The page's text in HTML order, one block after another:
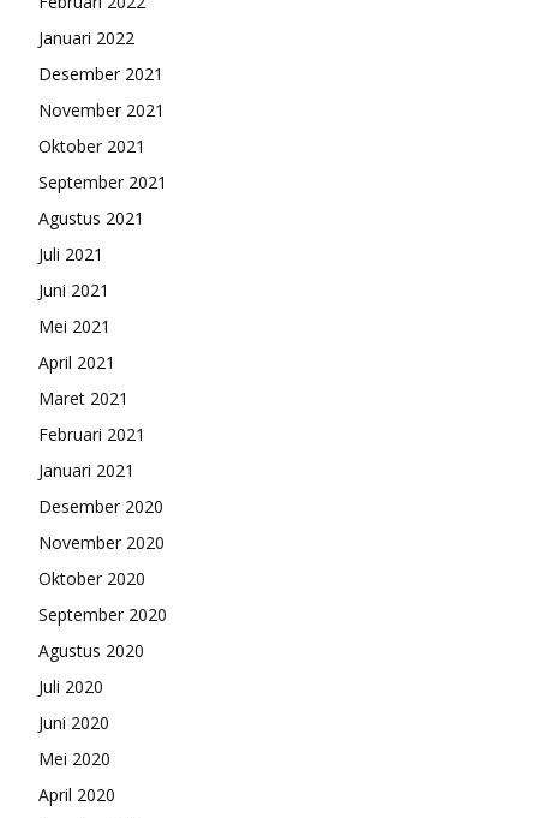
Januari 2022
Desember 2021
November 2021
Oktober 2021
September 2021
Agustus 2021
Juli 2021
Juni 2021
Mei 2021
April 2021
Maret 2021
Februari 2021
Januari 2021
Desember 2020
November 2020
Oktober 2020
September 2020
Agustus 2020
Juli 2020
Juni 2020
Mei 2020
April 2020